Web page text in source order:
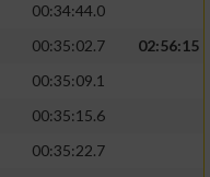
00:34:44.0
00:35:02.7
02:56:15
00:35:09.1
00:35:15.6
00:35:22.7